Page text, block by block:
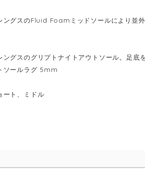
ングスのFluid Foamミッドソールにより並
ングスのグリプトナイトアウトソール。足
ソールラグ 5mm
ート、ミドル